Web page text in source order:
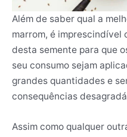
Além de saber qual a
marrom, é
desta semente para que
seu consumo sejam
grandes quantidades e
consequências
Assim como qualquer